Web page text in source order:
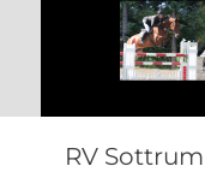
RV Sottrum